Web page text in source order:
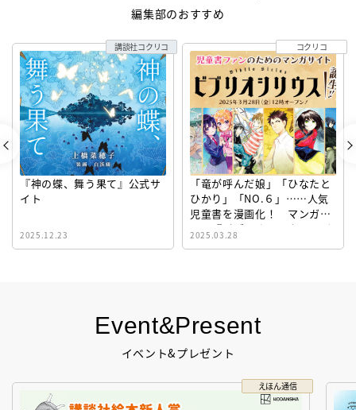
Event&Present
イベント&プレゼント
えほん通信
編集部のおすすめ
『神の蝶、舞う果て』公式サ
イト
2025.12.23
講談社コクリコ
「竜が呼んだ娘」「ひなたと
ひかり」「NO.６」……人気
児童書を漫画化！ マンガサ
イト『ビブリオシリウス』誕
生！
2025.03.28
コクリコ